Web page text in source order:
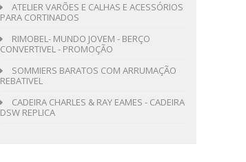
ATELIER VARÕES E CALHAS E ACESSÓRIOS
PARA CORTINADOS
RIMOBEL- MUNDO JOVEM - BERÇO
CONVERTIVEL - PROMOÇÃO
SOMMIERS BARATOS COM ARRUMAÇÃO
REBATIVEL
CADEIRA CHARLES & RAY EAMES - CADEIRA
DSW REPLICA